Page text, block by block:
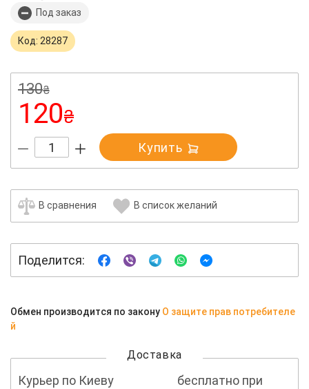
Под заказ
Код: 28287
130₴
120₴
Купить
В сравнения В список желаний
Поделится:
Обмен производится по закону О защите прав потребителе
й
Доставка
Курьер по Киеву
бесплатно при